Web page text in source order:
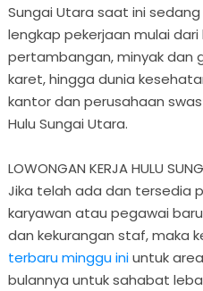
Sungai Utara saat ini
lengkap pekerjaan mulai
pertambangan, minyak dan
karet, hingga dunia
kantor dan perusahaan
Hulu Sungai Utara.
LOWONGAN KERJA HULU
Jika telah ada dan tersedia
karyawan atau pegawai
dan kekurangan staf, maka
terbaru minggu iniuntuk
bulannya untuk sahabat